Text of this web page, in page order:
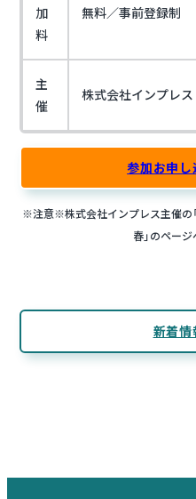
加
料
無料／事前登録制
主
催
株式会社インプレ
参加お申し
※注意※株式会社インプレス主催の
春」のペー
新着情